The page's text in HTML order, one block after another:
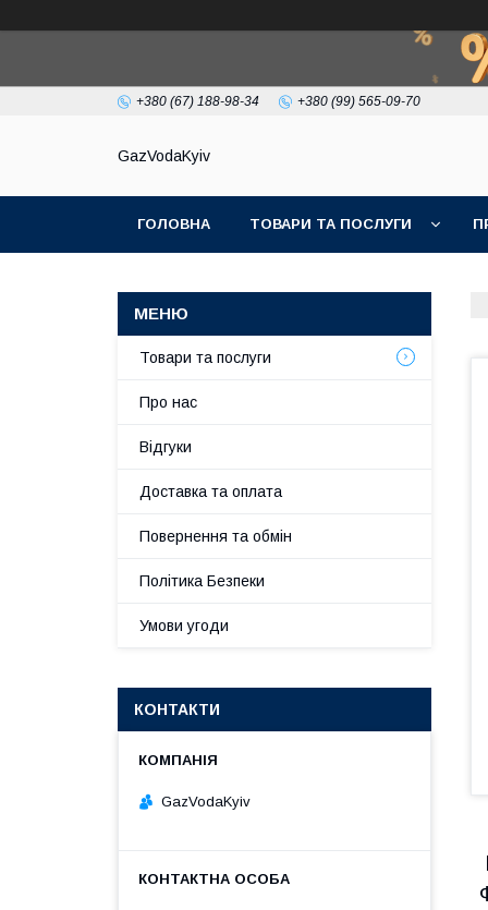
+380 (67) 188-98-34 +380 (99) 565-09-70
GazVodaKyiv
ГОЛОВНА ТОВАРИ ТА ПОСЛУГИ
Товари та послуги
Про нас
Відгуки
Доставка та оплата
Повернення та обмін
Політика Безпеки
Умови угоди
КОНТАКТИ
GazVodaKyiv